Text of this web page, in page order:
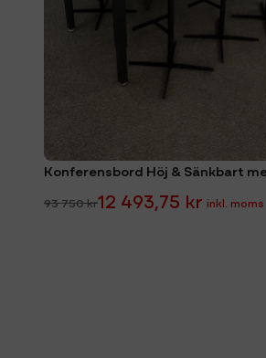
93 750 kr12 493,75 kr